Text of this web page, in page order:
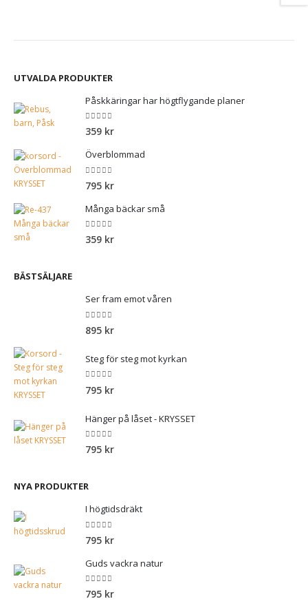
UTVALDA PRODUKTER
Påskkäringar har högtflygande planer
0out of 5
359 kr
Överblommad
0out of 5
795 kr
Många bäckar små
0out of 5
359 kr
BÄSTSÄLJARE
Ser fram emot våren
0 out of 5
895 kr
Steg för steg mot kyrkan
0out of 5
795 kr
Hänger på låset - KRYSSET
0out of 5
795 kr
NYA PRODUKTER
I högtidsdräkt
0out of 5
795 kr
Guds vackra natur
0out of 5
795 kr